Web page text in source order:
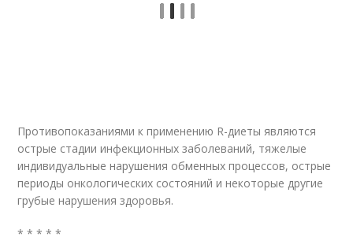
Противопоказаниями к применению R-диеты являются
острые стадии инфекционных заболеваний, тяжелые
индивидуальные нарушения обменных процессов, острые
периоды онкологических состояний и некоторые другие
грубые нарушения здоровья.
* * * * *